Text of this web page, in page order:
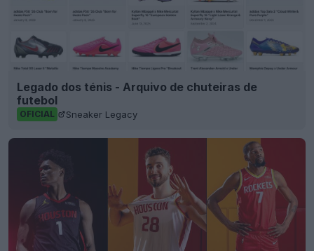
Legado dos ténis - Arquivo de chuteiras de
futebol
OFICIAL Sneaker Legacy